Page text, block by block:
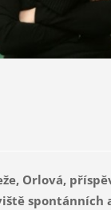
Orlová,
spontánních